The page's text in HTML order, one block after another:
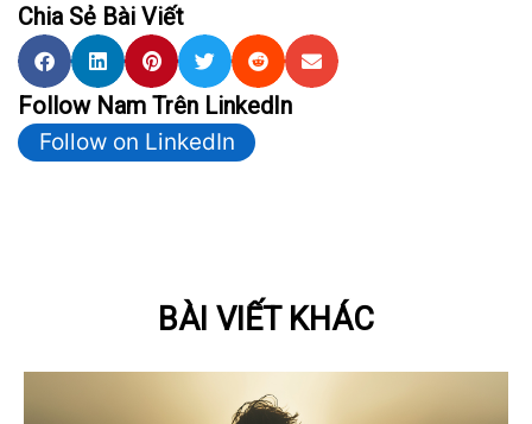
Chia Sẻ Bài Viết
Follow Nam Trên LinkedIn
Follow on LinkedIn
BÀI VIẾT KHÁC